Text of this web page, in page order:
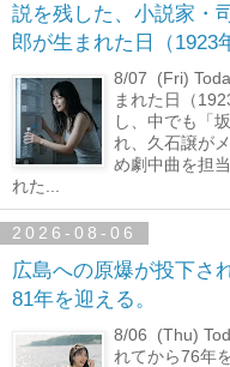
説を残した、小説家・
郎が生まれた日（1923
8/07 (Fri)
まれた日（
し、中でも「
れ、久石譲が
め劇中曲を担
れた...
2026-08-06
広島への原爆が投下さ
81年を迎える。
8/06 (Thu)
れてから76年